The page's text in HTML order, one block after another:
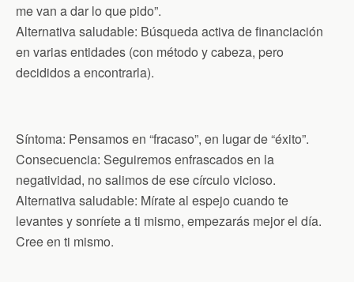
me van a dar lo que pido”.
Alternativa saludable: Búsqueda activa de financiación
en varias entidades (con método y cabeza, pero
decididos a encontrarla).
Síntoma: Pensamos en “fracaso”, en lugar de “éxito”.
Consecuencia: Seguiremos enfrascados en la
negatividad, no salimos de ese círculo vicioso.
Alternativa saludable: Mírate al espejo cuando te
levantes y sonríete a ti mismo, empezarás mejor el día.
Cree en ti mismo.